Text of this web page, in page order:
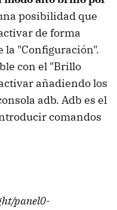
posibilidad que
de forma
la "Configuración".
con el "Brillo
añadiendo los
adb. Adb es el
comandos
panel0-